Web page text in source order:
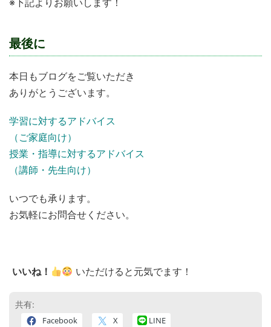
最後に
本日もブログをご覧いただき
ありがとうございます。
学習に対するアドバイス
（ご家庭向け）
授業・指導に対するアドバイス
（講師・先生向け）
いつでも承ります。
お気軽にお問合せください。
いいね！ いただけると元気でます！
共有:
Facebook X LINE